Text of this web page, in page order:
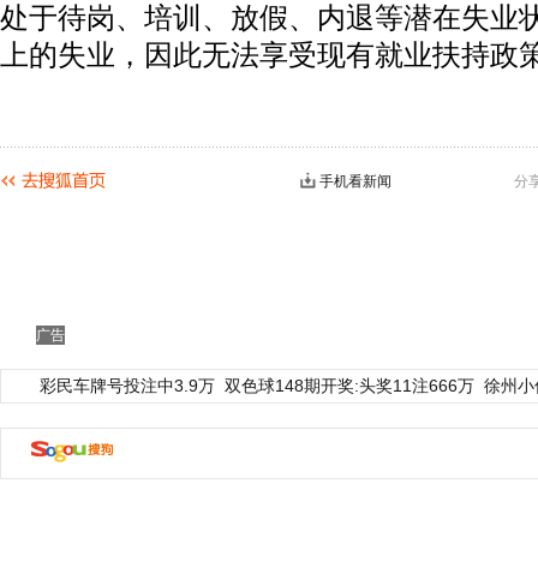
处于待岗、培训、放假、内退等潜在失业
上的失业，因此无法享受现有就业扶持政
分
手机看新闻
广告
彩民车牌号投注中3.9万 双色球148期开奖:头奖11注666万 徐州